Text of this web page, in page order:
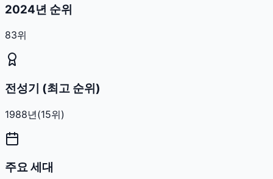
2024년 순위
83위
전성기 (최고 순위)
1988년(15위)
주요 세대